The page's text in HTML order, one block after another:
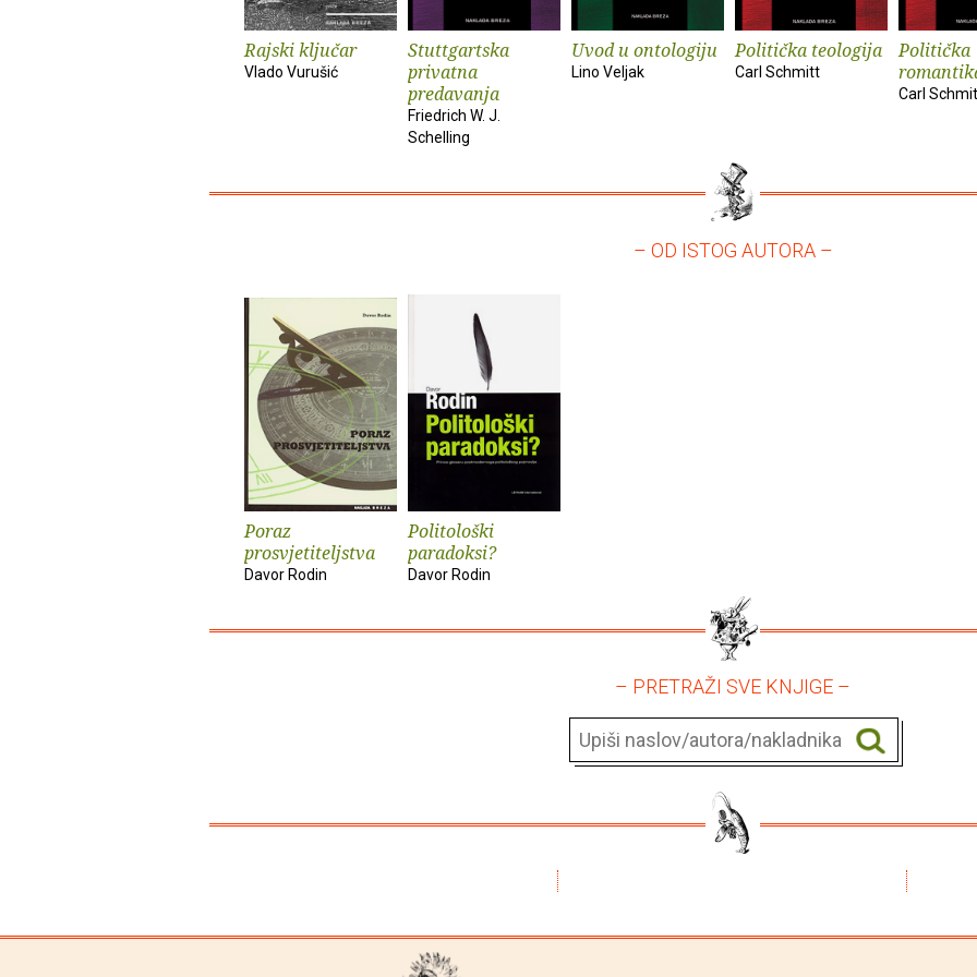
Rajski ključar
Vlado Vurušić
Stuttgartska
privatna
predavanja
Friedrich W. J.
Schelling
Uvod u ontologiju
Lino Veljak
Politička teologija
Carl Schmitt
Politička
Carl
– OD ISTOG AUTORA –
Poraz
prosvjetiteljstva
Davor Rodin
Politološki
paradoksi?
Davor Rodin
– PRETRAŽI SVE KNJIGE –